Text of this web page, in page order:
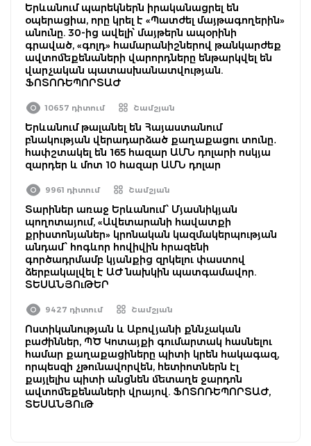
Երևանում պարեկներն իրականացրել են
օպերացիա, որը կրել է «Պատժել մայթագողերին»
անունը. 30-ից ավելի՝ մայթերն ապօրինի
գրաված, «գոլդ» համարանիշներով թանկարժեք
ավտոմեքենաների վարորդները ենթարկվել են
վարչական պատասխանատվության.
ՖՈՏՈՌԵՊՈՐՏԱԺ
10657 դիտում Շամշյան
Երևանում թալանել են Հայաստանում
բնակության վերադարձած քաղաքացու տունը․
հափշտակել են 165 հազար ԱՄՆ դոլարի ոսկյա
զարդեր և մոտ 10 հազար ԱՄՆ դոլար
9961 դիտում Շամշյան
Տարիներ առաջ Երևանում՝ Մյասնիկյան
պողոտայում, «Ավետարանի հավատքի
քրիստոնյաներ» կրոնական կազմակերպության
անդամ՝ հոգևոր հովիվին հրազենի
գործադրմամբ կյանքից զրկելու փաստով
ձերբակալվել է ԱԺ նախկին պատգամավոր.
ՏԵՍԱՆՅՈւԹԵՐ
9427 դիտում Շամշյան
Ոստիկանության և Աբովյանի քննչական
բաժիններ, ՊԾ Կոտայքի գումարտակ հասնելու
համար քաղաքացիները պիտի կրեն հակագազ,
որպեսզի չթունավորվեն, հետիոտներն էլ
քայլելիս պիտի անցնեն մետաղե ջարդոն
ավտոմեքենաների վրայով. ՖՈՏՈՌԵՊՈՐՏԱԺ,
ՏԵՍԱՆՅՈւԹ